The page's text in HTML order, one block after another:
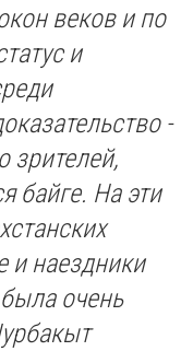
веков и по
и
-
зрителей,
байге. На эти
и наездники
очень